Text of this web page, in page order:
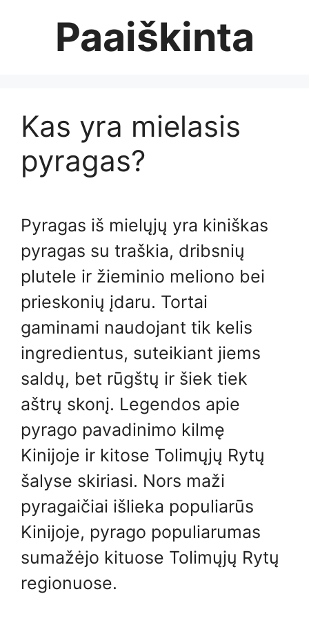
Paaiškinta
Kas yra mielasis
pyragas?
Pyragas iš mielųjų yra kiniškas
pyragas su traškia, dribsnių
plutele ir žieminio meliono bei
prieskonių įdaru. Tortai
gaminami naudojant tik kelis
ingredientus, suteikiant jiems
saldų, bet rūgštų ir šiek tiek
aštrų skonį. Legendos apie
pyrago pavadinimo kilmę
Kinijoje ir kitose Tolimųjų Rytų
šalyse skiriasi. Nors maži
pyragaičiai išlieka populiarūs
Kinijoje, pyrago populiarumas
sumažėjo kituose Tolimųjų Rytų
regionuose.